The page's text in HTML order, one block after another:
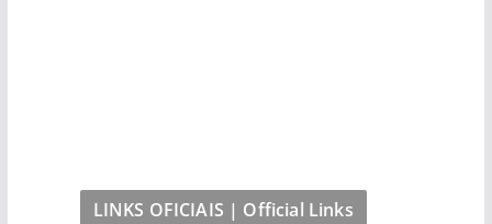
LINKS OFICIAIS | Official Links